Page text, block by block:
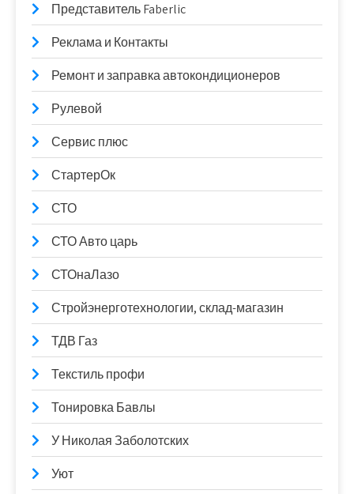
Представитель Faberlic
Реклама и Контакты
Ремонт и заправка автокондиционеров
Рулевой
Сервис плюс
СтартерОк
СТО
СТО Авто царь
СТОнаЛазо
Стройэнерготехнологии, склад-магазин
ТДВ Газ
Текстиль профи
Тонировка Бавлы
У Николая Заболотских
Уют